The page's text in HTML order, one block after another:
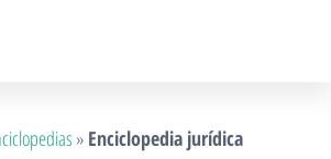
» Enciclopedia jurídica